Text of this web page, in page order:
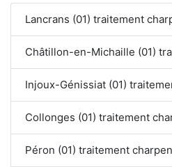
Lancrans (01) traitement
Châtillon-en-Michaille (01)
Injoux-Génissiat (01)
Collonges (01) traitement
Péron (01) traitement